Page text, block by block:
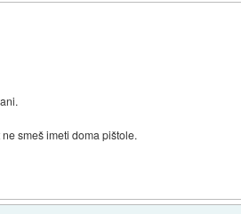
smeš imeti doma pištole.